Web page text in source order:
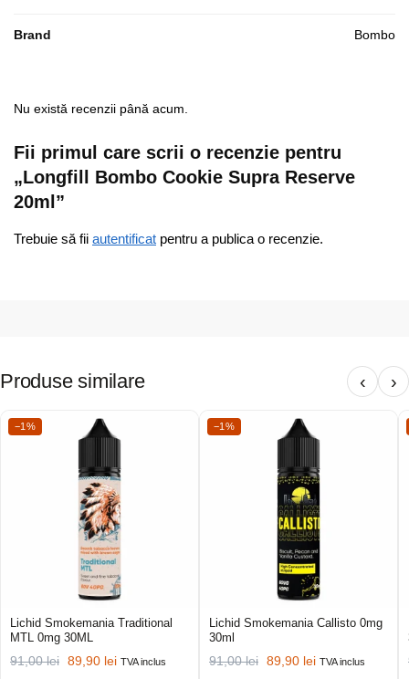
Brand Bombo
Nu există recenzii până acum.
Fii primul care scrii o recenzie pentru
„Longfill Bombo Cookie Supra Reserve
20ml”
Trebuie să fii autentificat pentru a publica o recenzie.
Produse similare ‹ ›
−1%
Lichid Smokemania Traditional
MTL 0mg 30ML
91,00lei 89,90 lei TVA inclus
−1%
Lichid Smokemania Callisto 0mg
30ml
91,00lei 89,90 lei TVA inclus